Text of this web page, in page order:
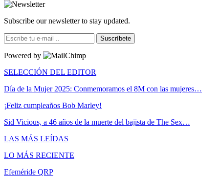
Subscribe our newsletter to stay updated.
Suscríbete
Powered by
SELECCIÓN DEL EDITOR
Día de la Mujer 2025: Conmemoramos el 8M con las mujeres…
¡Feliz cumpleaños Bob Marley!
Sid Vicious, a 46 años de la muerte del bajista de The Sex…
LAS MÁS LEÍDAS
LO MÁS RECIENTE
Efeméride QRP